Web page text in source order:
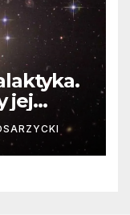
jej